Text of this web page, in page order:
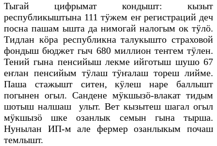
Тыгай цифрымат кондышт: кызыт
республикыштына 111 тӱжем еҥ регистраций деч
посна пашам ышта да нимогай налогым ок тӱлӧ.
Тидлан кӧра республикна талукышто страховой
фондыш бюджет гыч 680 миллион теҥгем тӱлен.
Тений гына пенсийыш лекме ийготыш шушо 67
еҥлан пенсийым тӱлаш тӱҥалаш тореш лийме.
Паша стажышт ситен, кӱлеш наре баллышт
погынен огыл. Сандене мӱкшызӧ-влакат тидым
шотыш налшаш улыт. Вет кызытеш шагал огыл
мӱкшызӧ шке озанлык семын гына тырша.
Нунылан ИП-м але фермер озанлыкым почаш
темлышт.